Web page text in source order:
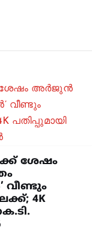
ശേഷം
വീണ്ടും
4K